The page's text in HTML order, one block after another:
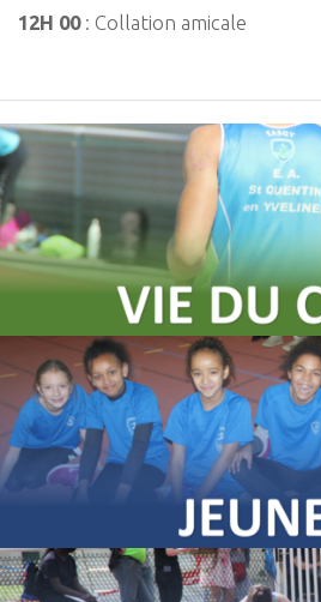
12H 00: Collation amicale